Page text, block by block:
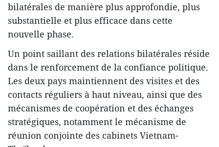
bilatérales de manière plus approfondie, plus
substantielle et plus efficace dans cette
nouvelle phase.
Un point saillant des relations bilatérales réside
dans le renforcement de la confiance politique.
Les deux pays maintiennent des visites et des
contacts réguliers à haut niveau, ainsi que des
mécanismes de coopération et des échanges
stratégiques, notamment le mécanisme de
réunion conjointe des cabinets Vietnam-